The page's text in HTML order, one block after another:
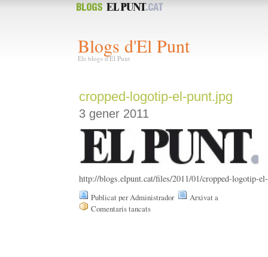
Blogs d'El Punt
Els blogs d'El Punt
cropped-logotip-el-punt.jpg
3 gener 2011
http://blogs.elpunt.cat/files/2011/01/cropped-logotip-
Publicat per Administrador
Arxivat a
Comentaris tancats